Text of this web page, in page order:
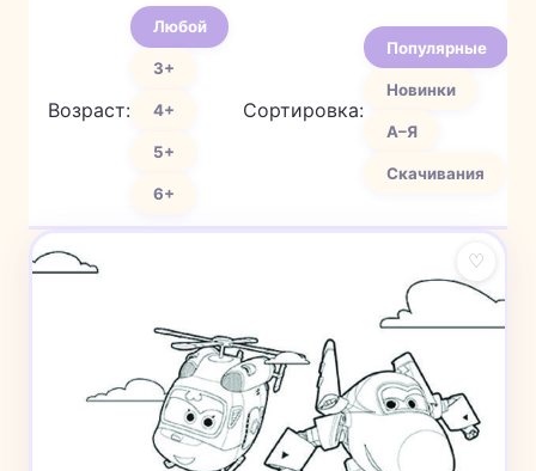
Возраст:
Любой
3+
4+
5+
6+
Сортировка:
Популярные
Новинки
А–Я
Скачивания
♡